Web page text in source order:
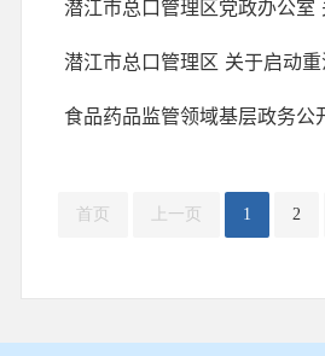
首页 上一页 1 2